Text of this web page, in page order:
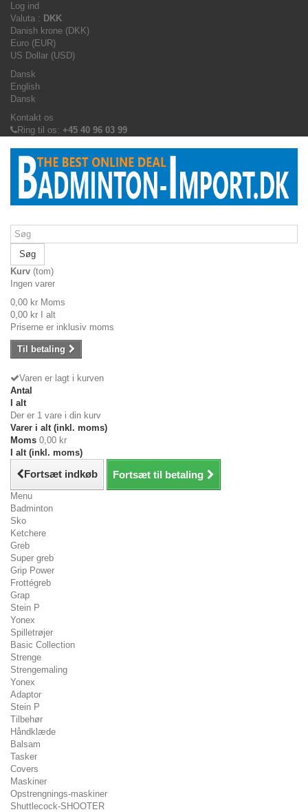
Log ind
Valuta : DKK
Danish krone (DKK)
Euro (EUR)
US Dollar (USD)
Dansk
English
Dansk
Kontakt os
Ring til os: +45 40 96 03 99
Søg
Kurv (tom)
Ingen varer
0,00 kr Moms
0,00 kr I alt
Priserne er inklusiv moms
Til betaling
Varen er lagt i kurven
Antal
I alt
Der er 1 vare i din kurv
Varer i alt (inkl. moms)
Moms 0,00 kr
I alt (inkl. moms)
Fortsæt indkøb Fortsæt til betaling
Menu
Badminton
Sko
Ketchere
Greb
Super greb
Grip Power
Frottégreb
Grap
Stein P
Yonex
Spilletrøjer
Basic Collection
Strenge
Strengemaling
Yonex
Adaptor
Stein P
Tilbehør
Håndklæde
Balsam
Tasker
Covers
Maskiner
Opstrengnings-maskiner
Shuttlecock-SHOOTER